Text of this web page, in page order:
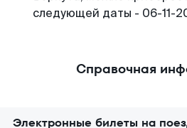
следующей даты - 06-11-
Справочная
Электронные билеты на